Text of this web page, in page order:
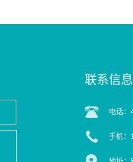
联系信息
电话
手机：